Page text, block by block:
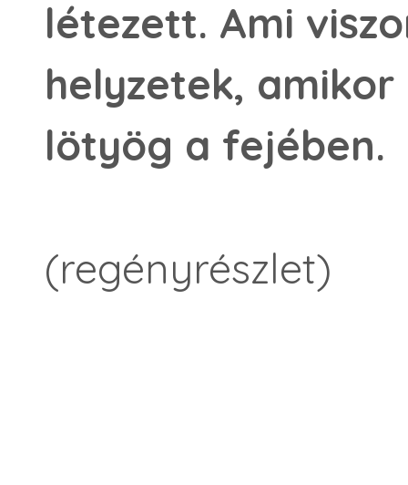
létezett. Ami
helyzetek,
lötyög a fejében.
(regényrészlet)